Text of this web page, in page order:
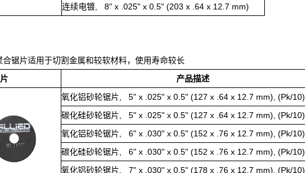
连续电镀, 8" x .025" x 0.5" (203 x .64 x 12.7 mm)
合锯片适用于切割金属和较软材料，使用寿命较长
产品描述
氧化铝砂轮锯片, 5" x .025" x 0.5" (127 x .64 x 12.7 mm), (Pk/10)
碳化硅砂轮锯片, 5" x .025" x 0.5" (127 x .64 x 12.7 mm), (Pk/10)
氧化铝砂轮锯片, 6" x .030" x 0.5" (152 x .76 x 12.7 mm), (Pk/10)
碳化硅砂轮锯片, 6" x .030" x 0.5" (152 x .76 x 12.7 mm), (Pk/10)
氧化铝砂轮锯片, 7" x .030" x 0.5" (178 x .76 x 12.7 mm), (Pk/10)